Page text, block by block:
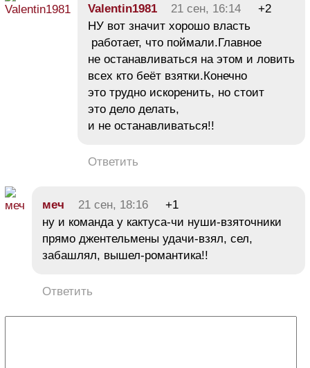
Valentin1981 21 сен, 16:14
+2
НУ вот значит хорошо власть
работает, что поймали.Главное
не останавливаться на этом и ловить
всех кто беёт взятки.Конечно
это трудно искоренить, но стоит
это дело делать,
и не останавливаться!!
Ответить
меч 21 сен, 18:16
+1
ну и команда у кактуса-чи нуши-взяточники
прямо джентельмены удачи-взял, сел,
забашлял, вышел-романтика!!
Ответить